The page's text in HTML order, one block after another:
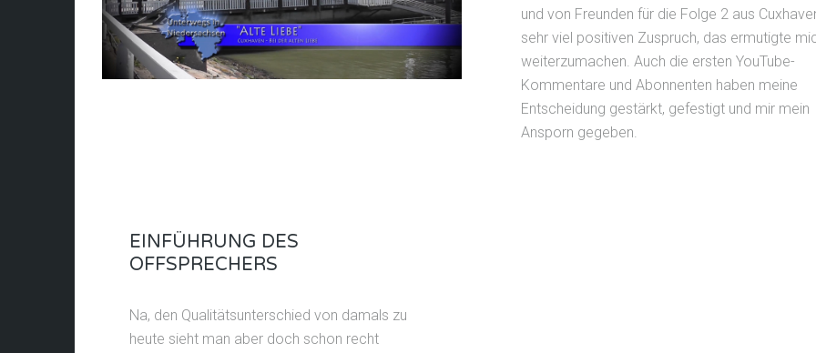
und von Freunden für die Folge 2 aus
sehr viel positiven Zuspruch, das ermutigte
weiterzumachen. Auch die ersten YouTube-
Kommentare und Abonnenten haben meine
Entscheidung gestärkt, gefestigt und mir mein
Ansporn gegeben.
EINFÜHRUNG DES
OFFSPRECHERS
Na, den Qualitätsunterschied von damals zu
heute sieht man aber doch schon recht